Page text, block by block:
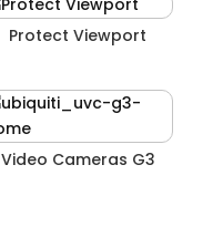
Protect Viewport
Video Cameras G3